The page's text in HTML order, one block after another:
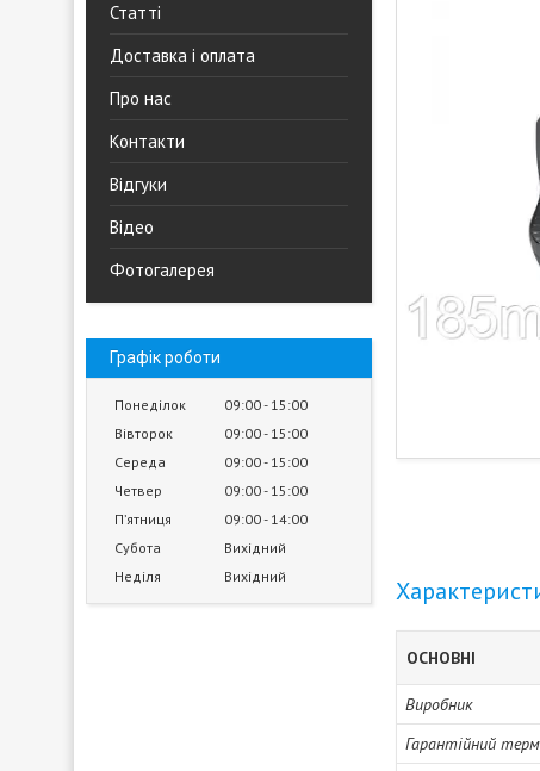
Статті
Доставка і оплата
Про нас
Контакти
Відгуки
Відео
Фотогалерея
Графік роботи
Понеділок 09:00 15:00
Вівторок
09:00 15:00
Середа
09:00 15:00
Четвер
09:00 15:00
Пʼятниця
09:00 14:00
Субота
Вихідний
Неділя
Вихідний
ОСНОВНІ
Виробник
Гарантійний